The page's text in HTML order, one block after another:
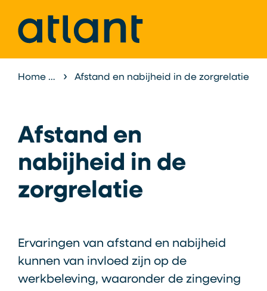
Home Atlant als Expertisecentrum Onderzoek
Afstand en nabijheid in de zorgrelatie
Afstand en
nabijheid in de
zorgrelatie
Ervaringen van afstand en nabijheid
kunnen van invloed zijn op de
werkbeleving, waaronder de zingeving